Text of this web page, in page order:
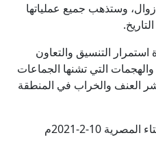
زوال، وستذهب جميع عملياتها
التنسيق والتعاون
التي تشنها الجماعات
العنف والخراب في المنطقة
10-2-2021م